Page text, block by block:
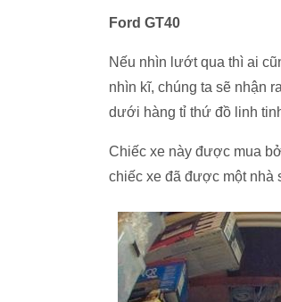
Ford GT40
Nếu nhìn lướt qua thì ai
nhìn kĩ, chúng ta sẽ nhận
dưới hàng tỉ thứ đồ linh
Chiếc xe này được mua
chiếc xe đã được một nhà